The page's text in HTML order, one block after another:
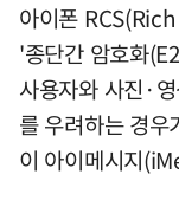
아이폰
'종단간 암호화
사용자와 사진·
를 우려하는 경우
이 아이메시지